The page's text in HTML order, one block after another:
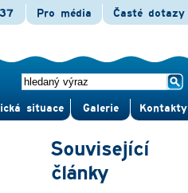
situace Gale­rie Kontak­ty
Pro média Časté dotazy
Související
články